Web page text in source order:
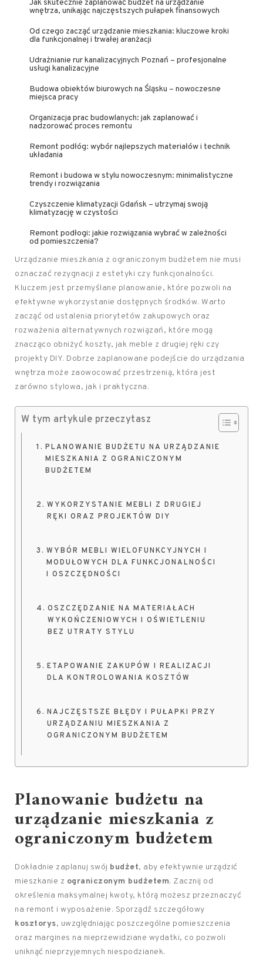
Jak skutecznie zaplanować budżet na urządzanie
wnętrza, unikając najczęstszych pułapek finansowych
Od czego zacząć urządzanie mieszkania: kluczowe kroki
dla funkcjonalnej i trwałej aranżacji
Udrażnianie rur kanalizacyjnych Poznań – profesjonalne
usługi kanalizacyjne
Budowa obiektów biurowych na Śląsku – nowoczesne
miejsca pracy
Organizacja prac budowlanych: jak zaplanować i
nadzorować proces remontu
Remont podłóg: wybór najlepszych materiałów i technik
układania
Remont i budowa w stylu nowoczesnym: minimalistyczne
trendy i rozwiązania
Czyszczenie klimatyzacji Gdańsk – utrzymaj swoją
klimatyzację w czystości
Remont podłogi: jakie rozwiązania wybrać w zależności
od pomieszczenia?
Urządzanie mieszkania z ograniczonym budżetem nie musi
oznaczać rezygnacji z estetyki czy funkcjonalności.
Kluczem jest przemyślane planowanie, które pozwoli na
efektywne wykorzystanie dostępnych środków. Warto
zacząć od ustalenia priorytetów zakupowych oraz
rozważenia alternatywnych rozwiązań, które mogą
znacząco obniżyć koszty, jak meble z drugiej ręki czy
projekty DIY. Dobrze zaplanowane podejście do urządzania
wnętrza może zaowocować przestrzenią, która jest
zarówno stylowa, jak i praktyczna.
W tym artykule przeczytasz
PLANOWANIE BUDŻETU NA URZĄDZANIE
MIESZKANIA Z OGRANICZONYM
BUDŻETEM
WYKORZYSTANIE MEBLI Z DRUGIEJ
RĘKI ORAZ PROJEKTÓW DIY
WYBÓR MEBLI WIELOFUNKCYJNYCH I
MODUŁOWYCH DLA FUNKCJONALNOŚCI
I OSZCZĘDNOŚCI
OSZCZĘDZANIE NA MATERIAŁACH
WYKOŃCZENIOWYCH I OŚWIETLENIU
BEZ UTRATY STYLU
ETAPOWANIE ZAKUPÓW I REALIZACJI
DLA KONTROLOWANIA KOSZTÓW
NAJCZĘSTSZE BŁĘDY I PUŁAPKI PRZY
URZĄDZANIU MIESZKANIA Z
OGRANICZONYM BUDŻETEM
Planowanie budżetu na
urządzanie mieszkania z
ograniczonymbudżetem
Dokładnie zaplanuj swój budżet, aby efektywnie urządzić
mieszkanie z ograniczonym budżetem. Zacznij od
określenia maksymalnej kwoty, którą możesz przeznaczyć
na remont i wyposażenie. Sporządź szczegółowy
kosztorys, uwzględniając poszczególne pomieszczenia
oraz margines na nieprzewidziane wydatki, co pozwoli
uniknąć nieprzyjemnych niespodzianek.